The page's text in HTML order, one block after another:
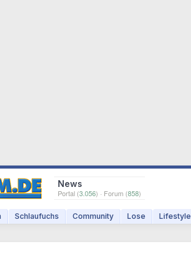
News
Portal (3.056) · Forum (858)
Schlaufuchs Community Lose Lifestyle